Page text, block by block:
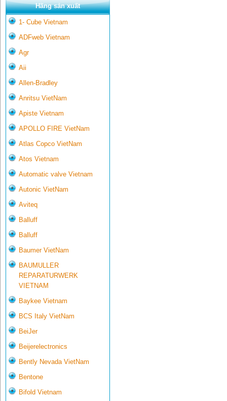
Hãng sản xuất
1- Cube Vietnam
ADFweb Vietnam
Agr
Aii
Allen-Bradley
Anritsu VietNam
Apiste Vietnam
APOLLO FIRE VietNam
Atlas Copco VietNam
Atos Vietnam
Automatic valve Vietnam
Autonic VietNam
Aviteq
Balluff
Balluff
Baumer VietNam
BAUMULLER
REPARATURWERK
VIETNAM
Baykee Vietnam
BCS Italy VietNam
BeiJer
Beijerelectronics
Bently Nevada VietNam
Bentone
Bifold Vietnam